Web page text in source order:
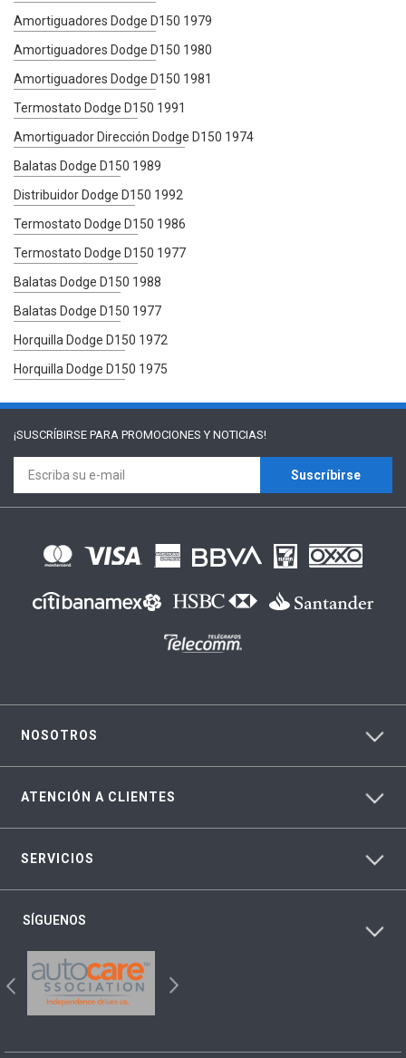
Amortiguadores Dodge D150 1979
Amortiguadores Dodge D150 1980
Amortiguadores Dodge D150 1981
Termostato Dodge D150 1991
Amortiguador Dirección Dodge D150 1974
Balatas Dodge D150 1989
Distribuidor Dodge D150 1992
Termostato Dodge D150 1986
Termostato Dodge D150 1977
Balatas Dodge D150 1988
Balatas Dodge D150 1977
Horquilla Dodge D150 1972
Horquilla Dodge D150 1975
¡SUSCRÍBIRSE PARA PROMOCIONES Y NOTICIAS!
Suscríbirse
NOSOTROS
ATENCIÓN A CLIENTES
SERVICIOS
SÍGUENOS